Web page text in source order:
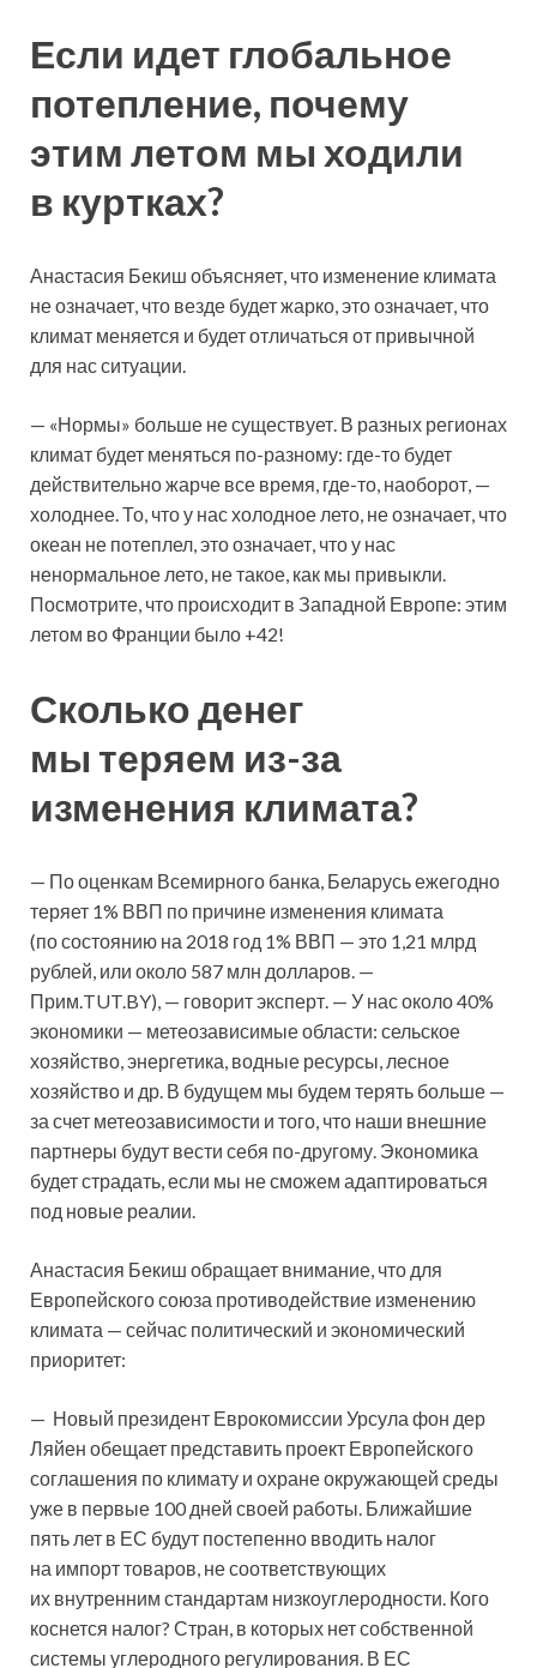
Если идет глобальное
потепление, почему
этим летом мы ходили
в куртках?
Анастасия Бекиш объясняет, что изменение климата
не означает, что везде будет жарко, это означает, что
климат меняется и будет отличаться от привычной
для нас ситуации.
— «Нормы» больше не существует. В разных регионах
климат будет меняться по-разному: где-то будет
действительно жарче все время, где-то, наоборот, —
холоднее. То, что у нас холодное лето, не означает, что
океан не потеплел, это означает, что у нас
ненормальное лето, не такое, как мы привыкли.
Посмотрите, что происходит в Западной Европе: этим
летом во Франции было +42!
Сколько денег
мы теряем из-за
изменения климата?
— По оценкам Всемирного банка, Беларусь ежегодно
теряет 1% ВВП по причине изменения климата
(по состоянию на 2018 год 1% ВВП — это 1,21 млрд
рублей, или около 587 млн долларов. —
Прим.TUT.BY), — говорит эксперт. — У нас около 40%
экономики — метеозависимые области: сельское
хозяйство, энергетика, водные ресурсы, лесное
хозяйство и др. В будущем мы будем терять больше —
за счет метеозависимости и того, что наши внешние
партнеры будут вести себя по-другому. Экономика
будет страдать, если мы не сможем адаптироваться
под новые реалии.
Анастасия Бекиш обращает внимание, что для
Европейского союза противодействие изменению
климата — сейчас политический и экономический
приоритет:
— Новый президент Еврокомиссии Урсула фон дер
Ляйен обещает представить проект Европейского
соглашения по климату и охране окружающей среды
уже в первые 100 дней своей работы. Ближайшие
пять лет в ЕС будут постепенно вводить налог
на импорт товаров, не соответствующих
их внутренним стандартам низкоуглеродности. Кого
коснется налог? Стран, в которых нет собственной
системы углеродного регулирования. В ЕС